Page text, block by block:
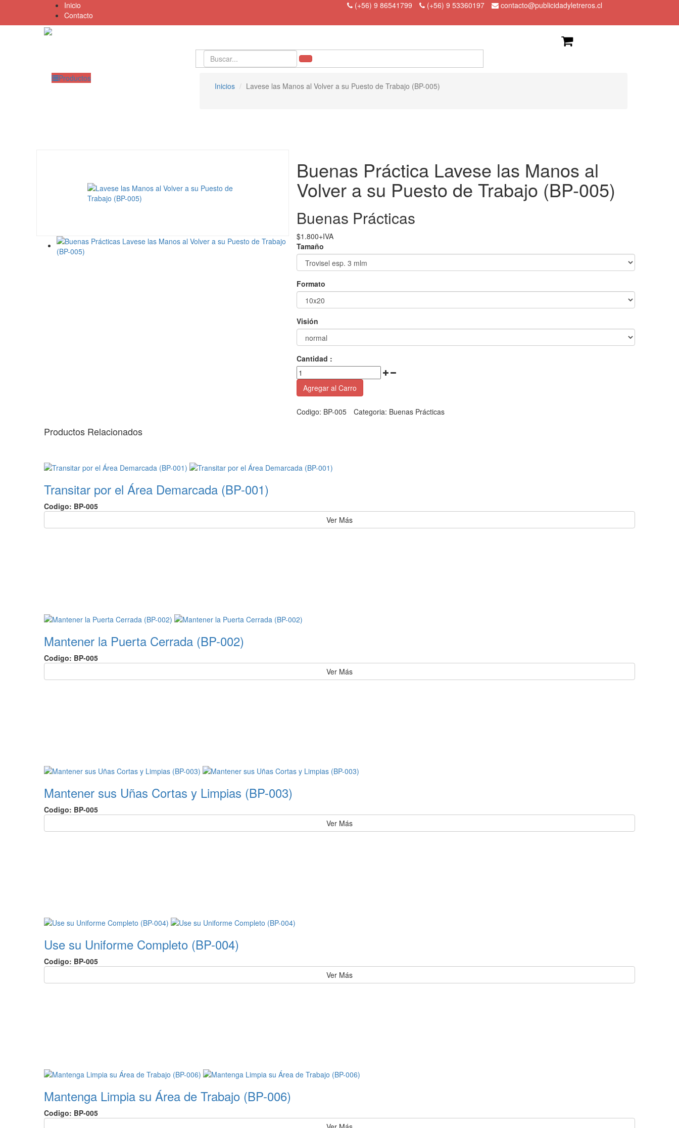
Inicio
Contacto
(+56) 9 86541799 (+56) 9 53360197 contacto@publicidadyletreros.cl
Productos
Inicios
Lavese las Manos al Volver a su Puesto de Trabajo (BP-005)
Buenas Práctica Lavese las Manos al
Volver a su Puesto de Trabajo (BP-005)
Buenas Prácticas
$1.800+IVA
Tamaño
Formato
Visión
Cantidad :
Agregar al Carro
Codigo: BP-005 Categoria: Buenas Prácticas
Productos Relacionados
Transitar por el Área Demarcada (BP-001)
Codigo: BP-005
Ver Más
Mantener la Puerta Cerrada (BP-002)
Codigo: BP-005
Ver Más
Mantener sus Uñas Cortas y Limpias (BP-003)
Codigo: BP-005
Ver Más
Use su Uniforme Completo (BP-004)
Codigo: BP-005
Ver Más
Mantenga Limpia su Área de Trabajo (BP-006)
Codigo: BP-005